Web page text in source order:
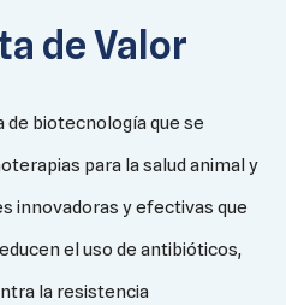
de Valor
de biotecnología que se
para la salud animal y
innovadoras y efectivas que
el uso de antibióticos,
la resistencia